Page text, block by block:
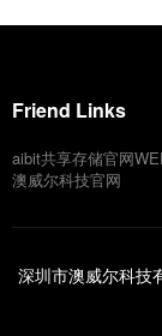
Friend Links
aibit共享存储官网
澳威尔科技官网
深圳市澳威尔科技